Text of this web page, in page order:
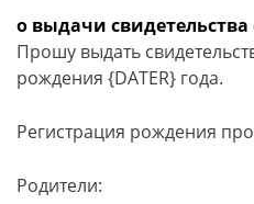
о выдачи
Прошу выдать
рождения {DATER} года.
Регистрация рождения
Родители: